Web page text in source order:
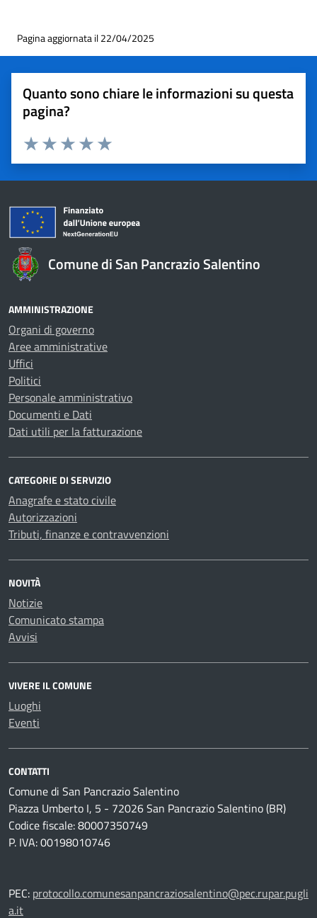
Pagina aggiornata il 22/04/2025
Quanto sono chiare le informazioni su questa
pagina?
Valuta 5 stelle su 5
Valuta 4 stelle su 5
Valuta 3 stelle su 5
Valuta 2 stelle su 5
Valuta 1 stelle su 5
Comune di San Pancrazio Salentino
AMMINISTRAZIONE
Organi di governo
Aree amministrative
Uffici
Politici
Personale amministrativo
Documenti e Dati
Dati utili per la fatturazione
CATEGORIE DI SERVIZIO
Anagrafe e stato civile
Autorizzazioni
Tributi, finanze e contravvenzioni
NOVITÀ
Notizie
Comunicato stampa
Avvisi
VIVERE IL COMUNE
Luoghi
Eventi
CONTATTI
Comune di San Pancrazio Salentino
Piazza Umberto I, 5 - 72026 San Pancrazio Salentino (BR)
Codice fiscale: 80007350749
P. IVA: 00198010746
PEC: protocollo.comunesanpancraziosalentino@pec.rupar.pugli
a.it